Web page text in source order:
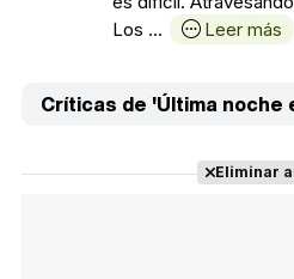
Los ...
Leer más
Críticas de 'Última noche
Eliminar